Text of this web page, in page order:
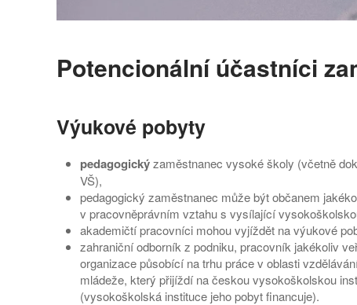
Potencionální účastníci
Výukové pobyty
pedagogickýzaměstnanec vysoké školy (včetně
VŠ),
pedagogický zaměstnanec může být občanem
v pracovněprávním vztahu s vysílající
akademičtí pracovníci mohou vyjíždět na výukové
zahraniční odborník z podniku, pracovník jakékoliv
organizace působící na trhu práce v oblasti
mládeže, který přijíždí na českou vysokoškolskou
(vysokoškolská instituce jeho pobyt financuje).